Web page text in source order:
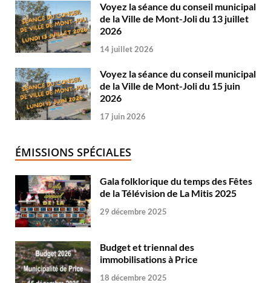
Voyez la séance du conseil municipal
de la Ville de Mont-Joli du 13 juillet
2026
14 juillet 2026
Voyez la séance du conseil municipal
de la Ville de Mont-Joli du 15 juin
2026
17 juin 2026
ÉMISSIONS SPÉCIALES
Gala folklorique du temps des Fêtes
de la Télévision de La Mitis 2025
29 décembre 2025
Budget et triennal des
immobilisations à Price
18 décembre 2025